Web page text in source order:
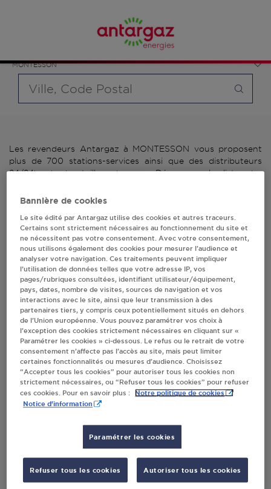
MONTESSON
bouteille souhaité et le type de point de vente (revendeur /
distributeur automatique de bouteilles de gaz ou station GPL
carburant)
Les revendeurs Antargaz à MONTESSON vous proposent
plus de 700 stations-services ainsi que des distributeurs
24/24h de bouteilles de gaz. Découvrez la liste des
de téléphone de votre stations GPL ou distributeurs de
2 revendeur(s) Antargaz
à MONTESSON
Villes
DISTRIBUTEUR AUTOMATIQUE 24/24
CARREFOUR MONTESSON
280 AVENUE GABRIEL PERI
78360MONTESSON
78360MONTESSON
Bannière de cookies
Le site édité par Antargaz utilise des cookies et autres traceurs.
Certains sont strictement nécessaires au fonctionnement du site et
ne nécessitent pas votre consentement. Avec votre consentement,
nous utilisons également des cookies pour mesurer l’audience et
analyser votre navigation. Ces traitements peuvent impliquer
l’utilisation de données telles que votre adresse IP, vos
pages/rubriques consultées, identifiant utilisateur/équipement,
pays, dates, nombre de visites, sources de navigation et vos
interactions avec le site, ainsi que leur transmission à des
partenaires tiers, y compris ceux potentiellement situés en dehors
de l’Union européenne. Vous pouvez paramétrer vos choix à
l’exception des cookies strictement nécessaires en cliquant sur «
Paramétrer les cookies » ci-dessous. Le refus ou le retrait de votre
consentement n’affecte pas l’accès au site, mais peut limiter
certaines fonctionnalités ou mesures d’audience. Choisissez
“Accepter tous les cookies” pour autoriser tous les cookies non
strictement nécessaires, ou “Refuser tous les cookies” pour refuser
ces cookies. Pour en savoir plus :
Notre politique de cookies
Notice d'information
Paramétrer les cookies
Refuser tous les cookies Autoriser tous les cookies